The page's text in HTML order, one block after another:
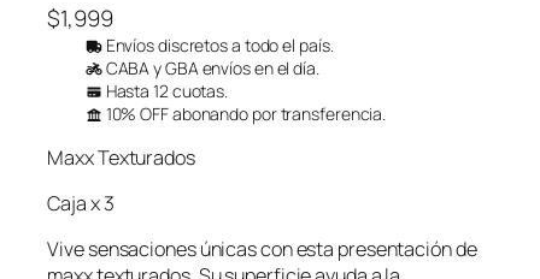
$1,999
Envíos discretos a todo el país.
CABA y GBA envíos en el día.
Hasta 12 cuotas.
10% OFF abonando por transferencia.
Maxx Texturados
Caja x 3
Vive sensaciones únicas con esta presentación de